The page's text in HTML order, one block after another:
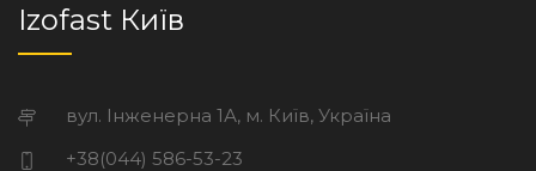
Izofast Київ
вул. Інженерна 1А, м. Київ, Україна
+38(044) 586-53-23